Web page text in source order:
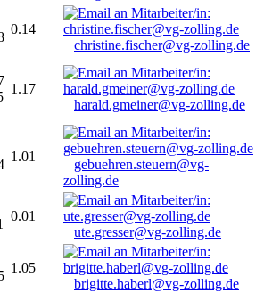
0.14
christine.fischer@vg-zolling.de
1.17
harald.gmeiner@vg-zolling.de
1.01
gebuehren.steuern@vg-
zolling.de
0.01
ute.gresser@vg-zolling.de
1.05
brigitte.haberl@vg-zolling.de